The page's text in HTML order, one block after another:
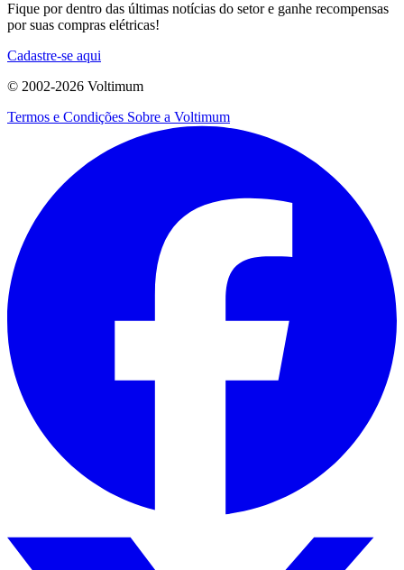
Fique por dentro das últimas notícias do setor e ganhe recompensas
por suas compras elétricas!
Cadastre-se aqui
© 2002-2026 Voltimum
Termos e Condições Sobre a Voltimum